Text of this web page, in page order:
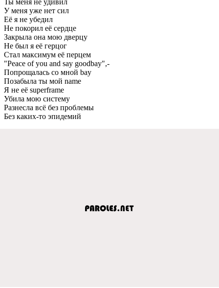
У меня уже нет сил
Её я не убедил
Не покорил её сердце
Закрыла она мою дверцу
Не был я её герцог
Стал максимум её перцем
"Peace of you and say goodbay",-
Попрощалась со мной bay
Позабыла ты мой name
Я не её superframe
Убила мою систему
Разнесла всё без проблемы
Без каких-то эпидемий